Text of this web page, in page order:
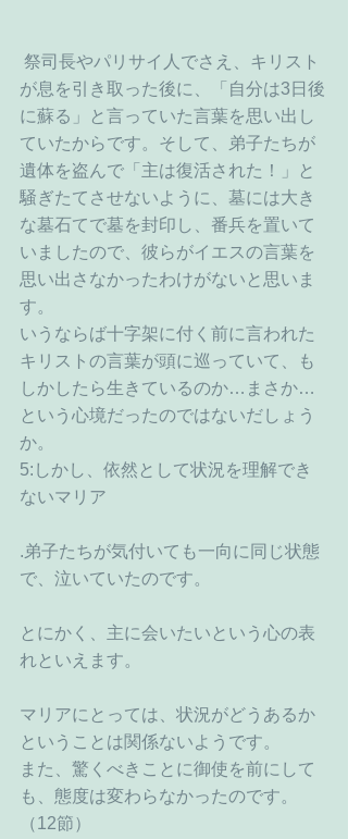
が息を引き取った後に、「自分は3日後
に蘇る」と言っていた言葉を思い出し
ていたからです。そして、弟子たちが
遺体を盗んで「主は復活された！」と
騒ぎたてさせないように、墓には大き
な墓石てで墓を封印し、番兵を置いて
いましたので、彼らがイエスの言葉を
思い出さなかったわけがないと思いま
す。
いうならば十字架に付く前に言われた
キリストの言葉が頭に巡っていて、も
しかしたら生きているのか…まさか…
という心境だったのではないだしょう
か。
5:しかし、依然として状況を理解でき
ないマリア
.弟子たちが気付いても一向に同じ状態
で、泣いていたのです。
とにかく、主に会いたいという心の表
れといえます。
マリアにとっては、状況がどうあるか
ということは関係ないようです。
また、驚くべきことに御使を前にして
も、態度は変わらなかったのです。
（12節）